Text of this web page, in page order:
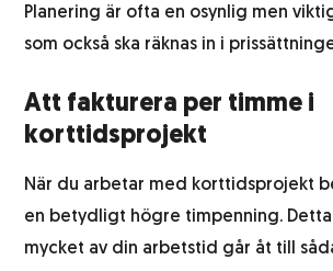
Planering är ofta en osynlig men
som också ska räknas in i
Att fakturera per timme i
korttidsprojekt
När du arbetar med korttidsprojekt
en betydligt högre timpenning.
mycket av din arbetstid går åt till